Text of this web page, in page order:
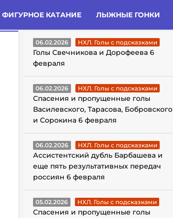
ФИГУРНОЕ КАТАНИЕ ЛЫЖНЫЕ ГОНКИ
ГОЛЫ С ПОДСКАЗКАМИ
06.02.2026 НХЛ. Голы с подсказками
Голы Свечникова и Дорофеева 6
февраля
06.02.2026 НХЛ. Голы с подсказками
Спасения и пропущенные голы
Василевского, Тарасова, Бобровского
и Сорокина 6 февраля
06.02.2026 НХЛ. Голы с подсказками
Ассистентский дубль Барбашева и
еще пять результативных передач
россиян 6 февраля
05.02.2026 НХЛ. Голы с подсказками
Спасения и пропущенные голы